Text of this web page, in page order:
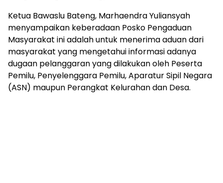
Ketua Bawaslu Bateng, Marhaendra Yuliansyah
menyampaikan keberadaan Posko Pengaduan
Masyarakat ini adalah untuk menerima aduan dari
masyarakat yang mengetahui informasi adanya
dugaan pelanggaran yang dilakukan oleh Peserta
Pemilu, Penyelenggara Pemilu, Aparatur Sipil Negara
(ASN) maupun Perangkat Kelurahan dan Desa.